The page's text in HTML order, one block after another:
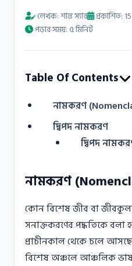
লেখক: শান্ত স্যার প্রকাশিত:
পড়ার সময়: ৫ মিনিট
Table Of Contents
নামকরণ
দ্বিপদ নামকরণ
দ্বিপদ
নামকরণ
কোন বিশেষ জীব বা
সনাক্তকরণের পদ্ধতিকে বলা
প্রাচীনকাল থেকে চলে
বিশেষ অঞ্চলে আঞ্চলিক